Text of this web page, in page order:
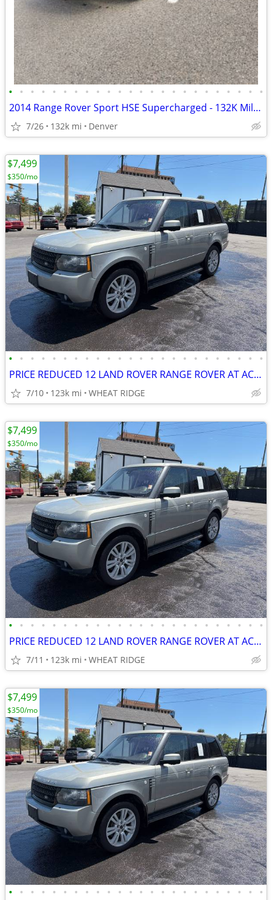
• • • • • • • • • • • • • • • • • • • • • • • •
2014 Range Rover Sport HSE Supercharged - 132K Miles
7/26 132k mi Denver
• • • • • • • • • • • • • • • • • • • • • • • •
PRICE REDUCED 12 LAND ROVER RANGE ROVER AT AC 4x4 SUN V8 CLEAN 1 to own
7/10 123k mi WHEAT RIDGE
$7,499
$350/mo
• • • • • • • • • • • • • • • • • • • • • • • •
PRICE REDUCED 12 LAND ROVER RANGE ROVER AT AC 4x4 SUN V8 CLEAN 1 to own
7/11 123k mi WHEAT RIDGE
$7,499
$350/mo
• • • • • • • • • • • • • • • • • • • • • • • •
$7,499
$350/mo